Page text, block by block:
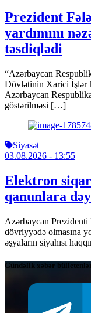
Prezident
yardımını
təsdiqlədi
“Azərbaycan
Dövlətinin Xarici İşlər
Azərbaycan
göstərilməsi […]
Siyasət
03.08.2026 - 13:55
Elektron
qanunlara
Azərbaycan
dövriyyədə olmasına
əşyaların siyahısı
Gündəlik xəbər